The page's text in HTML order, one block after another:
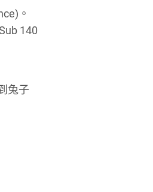
。
140
兔子